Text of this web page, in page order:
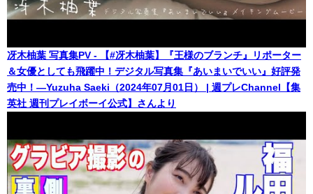
冴木柚葉 写真集PV - 【#冴木柚葉】『王様のブランチ』リポーター
＆女優としても飛躍中！デジタル写真集『あいまいでいい』好評発
売中！―Yuzuha Saeki（2024年07月01日） | 週プレChannel【集
英社 週刊プレイボーイ公式】さんより